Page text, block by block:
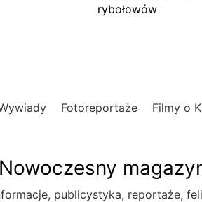
rybołowów
Fotoreportaże Filmy o
Nowoczesny
publicystyka, reportaże,